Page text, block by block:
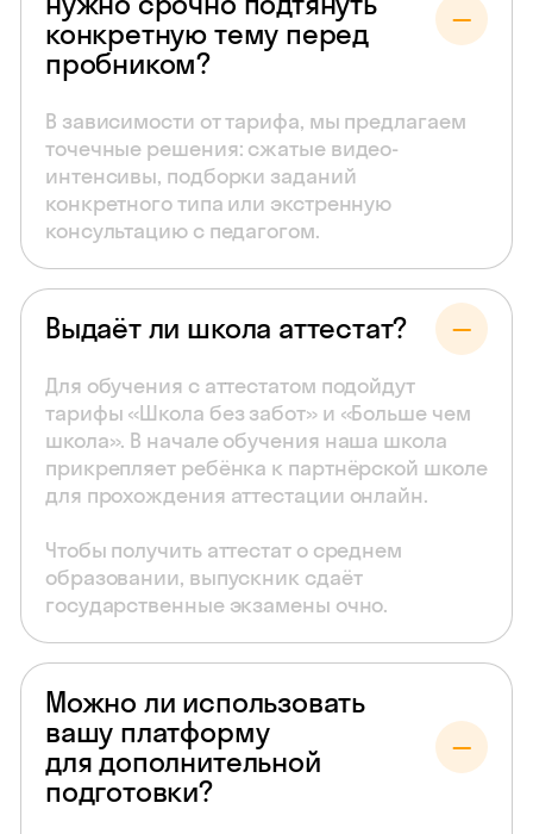
конкретную тему перед
пробником?
В зависимости от тарифа, мы предлагаем
точечные решения: сжатые видео-
интенсивы, подборки заданий
конкретного типа или экстренную
консультацию с педагогом.
Выдаёт ли школа аттестат?
Для обучения с аттестатом подойдут
тарифы «Школа без забот» и «Больше чем
школа». В начале обучения наша школа
прикрепляет ребёнка к партнёрской школе
для прохождения аттестации онлайн.
Чтобы получить аттестат о среднем
образовании, выпускник сдаёт
государственные экзамены очно.
Можно ли использовать
вашу платформу
для дополнительной
подготовки?